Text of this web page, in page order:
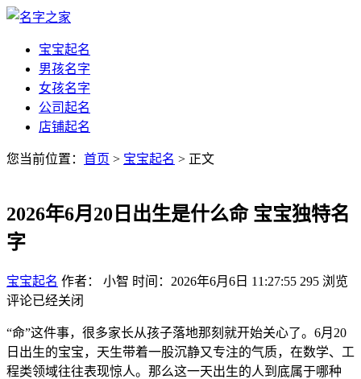
宝宝起名
男孩名字
女孩名字
公司起名
店铺起名
您当前位置： 首页 > 宝宝起名 > 正文
2026年6月20日出生是什么命 宝宝独特名
字
宝宝起名 作者： 小智 时间：2026年6月6日 11:27:55 295 浏览
评论已经关闭
“命”这件事，很多家长从孩子落地那刻就开始关心了。6月20
日出生的宝宝，天生带着一股沉静又专注的气质，在数学、工
程类领域往往表现惊人。那么这一天出生的人到底属于哪种